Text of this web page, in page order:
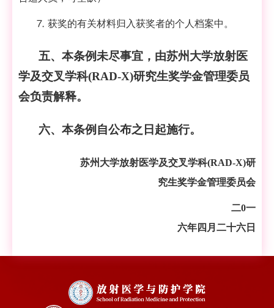
⒎ 获奖的有关材料归入获奖者的个人档案中。
五、本条例未尽事宜，由苏州大学放射医
学及交叉学科(RAD-X)研究生奖学金管理委员
会负责解释。
六、 本条例自公布之日起施行。
苏州大学放射医学及交叉学科(RAD-X)研
究生奖学金管理委员会
二0一
六年四月二十六日